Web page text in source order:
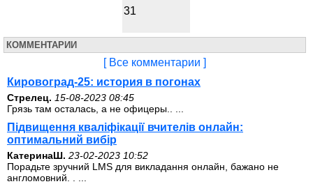
31
КОММЕНТАРИИ
[ Все комментарии ]
Кировоград-25: история в погонах
Стрелец. 15-08-2023 08:45
Грязь там осталась, а не офицеры.. ...
Підвищення кваліфікації вчителів онлайн:
оптимальний вибір
КатеринаШ. 23-02-2023 10:52
Порадьте зручний LMS для викладання онлайн, бажано не
англомовний. . ...